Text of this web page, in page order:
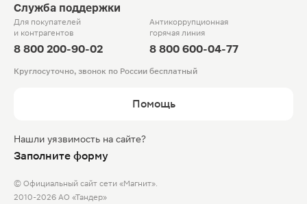
Служба поддержки
Для покупателей
и контрагентов
8 800 200-90-02
Антикоррупционная
горячая линия
8 800 600-04-77
Круглосуточно, звонок по России бесплатный
Помощь
Нашли уязвимость на сайте?
Заполните форму
© Официальный сайт сети «Магнит».
2010-2026 АО «Тандер»